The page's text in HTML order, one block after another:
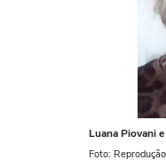
Luana Piovani
Foto: